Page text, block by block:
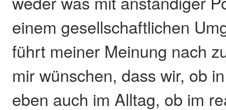
einem gesellschaftlichen
führt meiner Meinung nach
mir wünschen, dass wir, ob
eben auch im Alltag, ob im